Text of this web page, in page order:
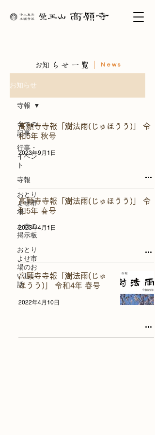
お知らせ
全ての
記事
行事・
イベン
ト
寺報
おとり
よせ市
場
お寺の
掲示板
おとり
よせ市
場のお
いしい
話
寺報
高願寺寺報「澍法雨(じゅほうう)」 令
和5年 秋号
2023年9月1日
高願寺寺報「澍法雨(じゅほうう)」 令
和5年 春号
2023年4月1日
高願寺寺報「澍法雨(じゅ
ほうう)」 令和4年 春号
2022年4月10日
​お知らせ一覧 News